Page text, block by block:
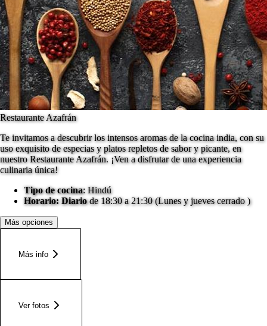
Restaurante Azafrán
Te invitamos a descubrir los intensos aromas de la cocina india, con su
uso exquisito de especias y platos repletos de sabor y picante, en
nuestro Restaurante Azafrán. ¡Ven a disfrutar de una experiencia
culinaria única!
Tipo de cocina: Hindú
Horario: Diariode 18:30 a 21:30 (Lunes y jueves cerrado )
Más opciones
Más info
Ver fotos